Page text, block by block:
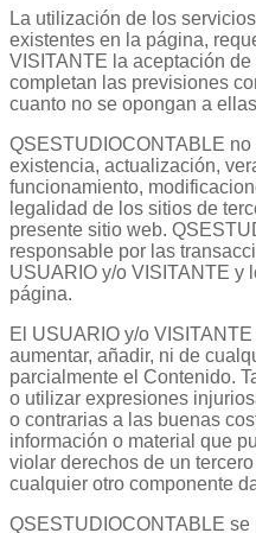
La utilización de los
existentes en la página,
VISITANTE la aceptación
completan las previsiones
cuanto no se opongan a
QSESTUDIOCONTABLE
existencia, actualización,
funcionamiento,
legalidad de los sitios de
presente sitio web.
responsable por las
USUARIO y/o VISITANTE y
página.
El USUARIO y/o
aumentar, añadir, ni de
parcialmente el Contenido.
o utilizar expresiones
o contrarias a las buenas
información o material que
violar derechos de un
cualquier otro componente
QSESTUDIOCONTABLE